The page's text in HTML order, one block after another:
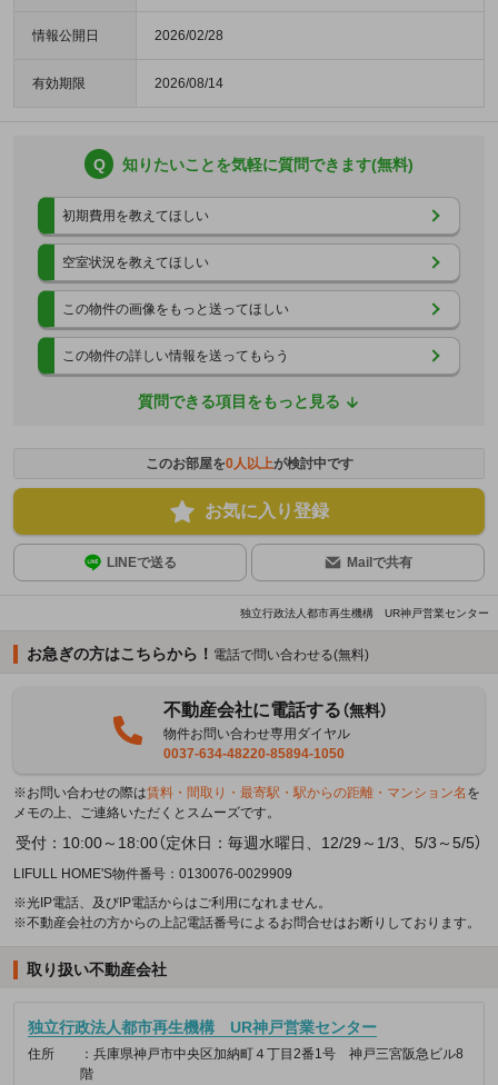
情報公開日 2026/02/28
有効期限 2026/08/14
Q 知りたいことを気軽に質問できます(無料)
初期費用を教えてほしい
空室状況を教えてほしい
この物件の画像をもっと送ってほしい
この物件の詳しい情報を送ってもらう
質問できる項目をもっと見る
このお部屋を0人以上が検討中です
お気に入り登録
LINEで送る Mailで共有
独立行政法人都市再生機構 UR神戸営業センター
お急ぎの方はこちらから！ 電話で問い合わせる(無料)
不動産会社に電話する（無料）
物件お問い合わせ専用ダイヤル
0037-634-48220-85894-1050
※お問い合わせの際は賃料・間取り・最寄駅・駅からの距離・マンション名 を
メモの上、ご連絡いただくとスムーズです。
受付：10:00～18:00（定休日：毎週水曜日、12/29～1/3、5/3～5/5）
LIFULL HOME'S物件番号：0130076-0029909
※光IP電話、及びIP電話からはご利用になれません。
※不動産会社の方からの上記電話番号によるお問合せはお断りしております。
取り扱い不動産会社
独立行政法人都市再生機構 UR神戸営業センター
住所
：兵庫県神戸市中央区加納町４丁目2番1号 神戸三宮阪急ビル8
階